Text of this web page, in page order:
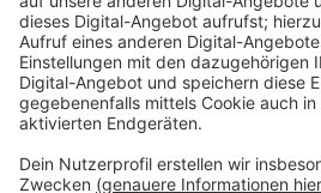
zur Verkaufsabwicklung einen
Scannen. Der führte die
und plötzlich waren 980 Euro
die Zahlung autorisiert hatte. Die
Zusammenhang davor, Links, E-
von unbekannten Absendern zu